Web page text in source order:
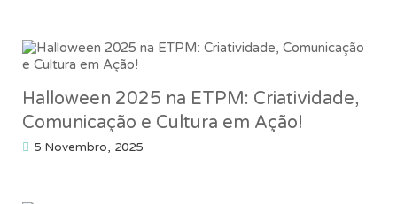
Halloween 2025 na ETPM: Criatividade,
Comunicação e Cultura em Ação!
5 Novembro, 2025